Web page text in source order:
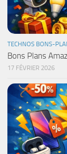
TECHNOS BONS-
Bons Plans
17 FÉVRIER 2026